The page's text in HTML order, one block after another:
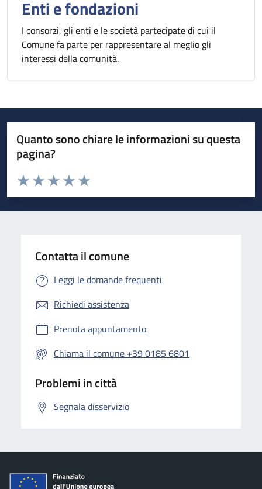
Enti e fondazioni
I consorzi, gli enti e le società partecipate di cui il
Comune fa parte per rappresentare al meglio gli
interessi della comunità.
Quanto sono chiare le informazioni su questa
pagina?
Valuta da 1 a 5 stelle la pagina
Valuta 5 stelle su 5
Valuta 4 stelle su 5
Valuta 3 stelle su 5
Valuta 2 stelle su 5
Valuta 1 stelle su 5
Contatta il comune
Leggi le domande frequenti
Richiedi assistenza
Prenota appuntamento
Chiama il comune +39 0185 6801
Problemi in città
Segnala disservizio